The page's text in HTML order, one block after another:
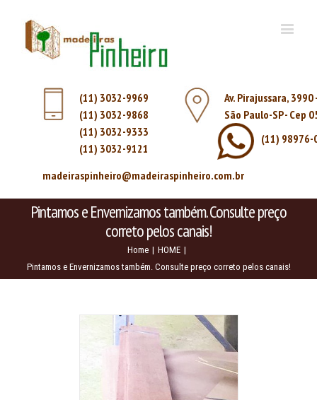
(11) 3032-9969
(11) 3032-9868
(11) 3032-9333
(11) 3032-9121
Av. Pirajussara,
São Paulo-SP - Cep
(11) 98976-
madeiraspinheiro@madeiraspinheiro.com.br
Pintamos e Envernizamos também. Consulte preço
correto pelos canais!
Home | HOME |
Pintamos e Envernizamos também. Consulte preço correto pelos canais!